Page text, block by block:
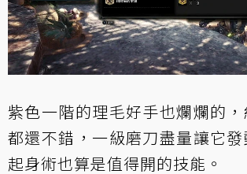
紫色一階的理毛好手也爛爛的
都還不錯，一級磨刀盡量讓它
起身術也算是值得開的技能。